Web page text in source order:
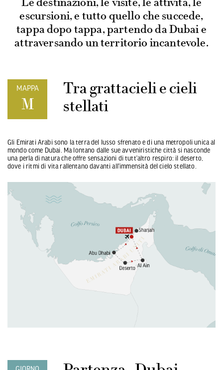
escursioni, e tutto quello che succede,
tappa dopo tappa, partendo da Dubai e
attraversando un territorio incantevole.
MAPPA
M
Tra grattacieli e cieli
stellati
Gli Emirati Arabi sono la terra del lusso sfrenato e di una metropoli unica al
mondo come Dubai. Ma lontano dalle sue avveniristiche città si nasconde
una perla di natura che offre sensazioni di tutt’altro respiro: il deserto,
dove i ritmi di vita rallentano davanti all’immensità del cielo stellato.